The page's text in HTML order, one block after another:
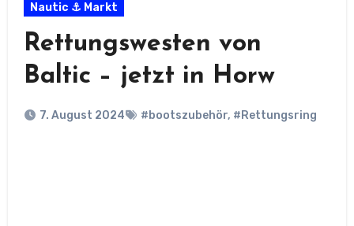
Nautic ⚓ Markt
Rettungswesten von
Baltic – jetzt in Horw
7. August 2024 #bootszubehör, #Rettungsring